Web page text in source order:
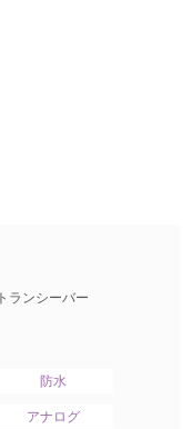
ランシーバー
防水
アナログ